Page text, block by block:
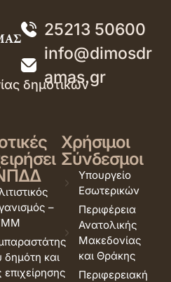
25213 50600
info@dimosdr
amas.gr
δημοτικών
–
δημότη και
επιχείρησης
Χρήσιμοι
Σύνδεσμοι
Υπουργείο
Εσωτερικών
Περιφέρεια
Ανατολικής
Μακεδονίας
και Θράκης
Περιφερειακή